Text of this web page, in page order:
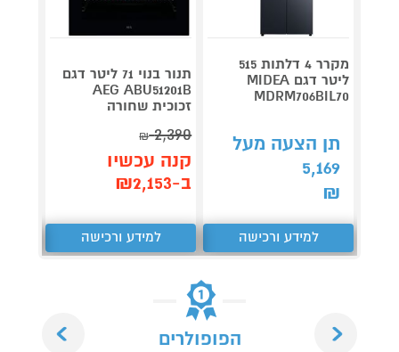
מקרר 4 דלתות 515
ליטר דגם MIDEA
MDRM706BIL70
תן הצעה מעל
5,169
₪
למידע ורכישה
תנור בנוי 71 ליטר דגם
AEG ABU51201B
זכוכית שחורה
2,390
₪
קנה עכשיו
ב-₪2,153
למידע ורכישה
הפופולרים